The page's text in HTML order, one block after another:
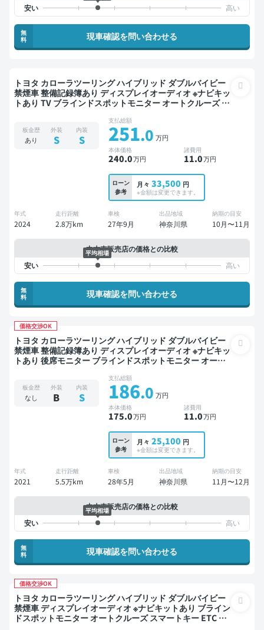
無
料
現車確認を問い合わせる
トヨタ カローラツーリング ハイブリッド ダブルバイビー
禁煙車 整備記録簿あり ディスプレイオーディオ ※ナビキッ
トあり TV ブラインドスポットモニター オートクルーズ ス
板金歴
あり
外装
S
内装
S
支払総額
251.0 万円
本体価格
240.0万円
諸費用
11.0万円
ローン
参考
月々 33,500 円
※金額は変更できます。
年式
2024
走行距離
2.8万km
車検
27年9月
出品地域
神奈川県
納期の目安
10月〜11月
中古車販売店の価格との比較
平均相場
無
料
現車確認を問い合わせる
価格交渉OK
トヨタ カローラツーリング ハイブリッド ダブルバイビー
禁煙車 整備記録簿あり ディスプレイオーディオ ※ナビキッ
トあり 後席モニター ブラインドスポットモニター オート
板金歴
なし
外装
B
内装
S
支払総額
186.0 万円
本体価格
175.0万円
諸費用
11.0万円
ローン
参考
月々 25,100 円
※金額は変更できます。
年式
2021
走行距離
5.5万km
車検
28年5月
出品地域
神奈川県
納期の目安
11月〜12月
中古車販売店の価格との比較
平均相場
無
料
現車確認を問い合わせる
価格交渉OK
トヨタ カローラツーリング ハイブリッド ダブルバイビー
禁煙車 ディスプレイオーディオ ※ナビキットあり ブライン
ドスポットモニター オートクルーズ スマートキー ETC バ